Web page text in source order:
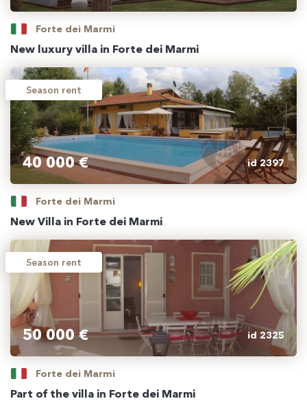
Forte dei Marmi
New luxury villa in Forte dei Marmi
Season rent
40 000 € id 2397
Forte dei Marmi
New Villa in Forte dei Marmi
Season rent
50 000 € id 2325
Forte dei Marmi
Part of the villa in Forte dei Marmi